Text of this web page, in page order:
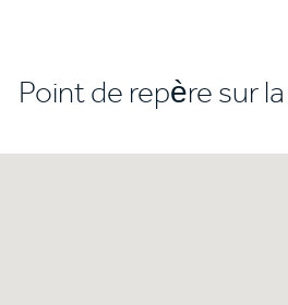
Point de repère sur